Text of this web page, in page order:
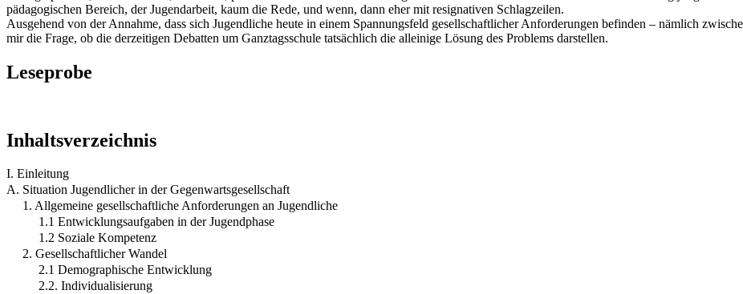
pädagogischen Bereich, der Jugendarbeit, kaum die Rede, und wenn, dann eher mit resignativen Schlagzeilen.
Ausgehend von der Annahme, dass sich Jugendliche heute in einem Spannungsfeld gesellschaftlicher Anforderungen befinden – nämlich
mir die Frage, ob die derzeitigen Debatten um Ganztagsschule tatsächlich die alleinige Lösung des Problems darstellen.
Leseprobe
Inhaltsverzeichnis
I. Einleitung
A. Situation Jugendlicher in der Gegenwartsgesellschaft
1. Allgemeine gesellschaftliche Anforderungen an Jugendliche
1.1 Entwicklungsaufgaben in der Jugendphase
1.2 Soziale Kompetenz
2. Gesellschaftlicher Wandel
2.1 Demographische Entwicklung
2.2. Individualisierung